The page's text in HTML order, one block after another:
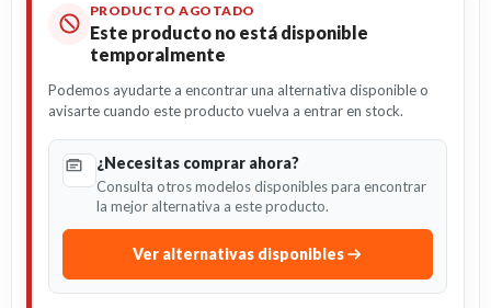
PRODUCTO AGOTADO
Este producto no está disponible
temporalmente
Podemos ayudarte a encontrar una alternativa disponible o
avisarte cuando este producto vuelva a entrar en stock.
¿Necesitas comprar ahora?
Consulta otros modelos disponibles para encontrar
la mejor alternativa a este producto.
Ver alternativas disponibles